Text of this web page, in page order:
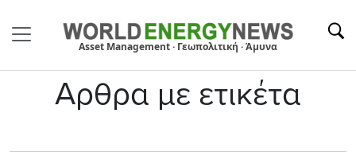
Asset Management · Γεωπολιτική · Άμυνα
Αρθρα με ετικέτα